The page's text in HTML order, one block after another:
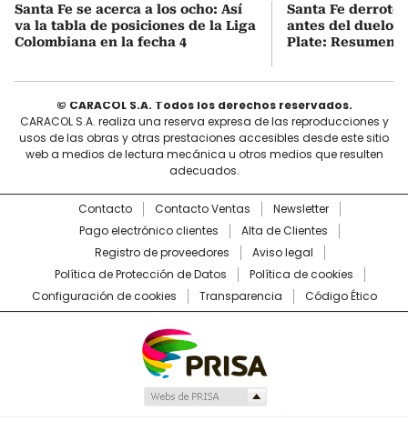
Santa Fe se acerca a los ocho: Así
va la tabla de posiciones de la Liga
Colombiana en la fecha 4
Santa Fe derrotó
antes del duelo
Plate: Resumen
© CARACOL S.A. Todos los derechos reservados.
CARACOL S.A. realiza una reserva expresa de las reproducciones y
usos de las obras y otras prestaciones accesibles desde este sitio
web a medios de lectura mecánica u otros medios que resulten
adecuados.
Contacto Contacto Ventas
Newsletter
Pago electrónico clientes
Alta de Clientes
Registro de proveedores
Aviso legal
Política de Protección de Datos
Política de cookies
Configuración de cookies
Transparencia Código Ético